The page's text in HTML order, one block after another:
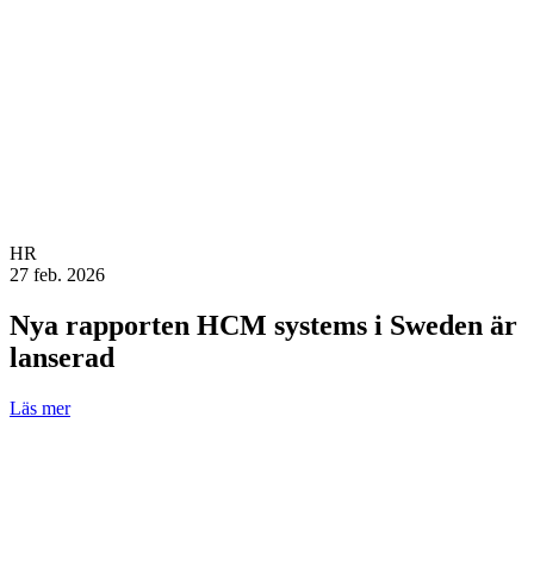
HR
27 feb. 2026
Nya rapporten HCM systems i Sweden är
lanserad
Läs mer